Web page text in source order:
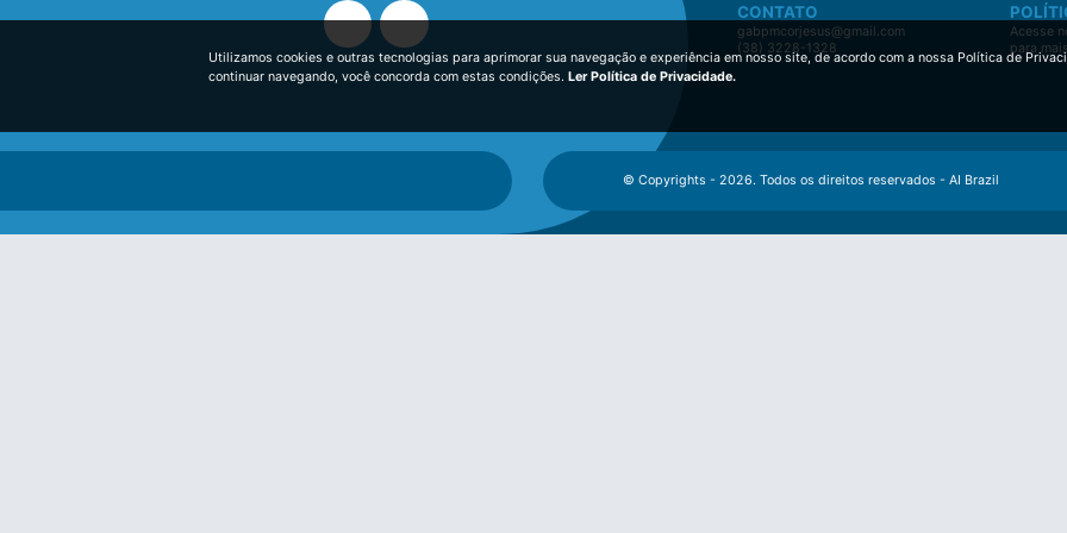
CONTATO
gabpmcorjesus@gmail.com
(38) 3228-1328
Acesse
para
© Copyrights - 2026. Todos os direitos reservados - AI Brazil
Utilizamos cookies e outras tecnologias para aprimorar sua navegação e experiência em nosso site, de acordo com a nossa Política de
continuar navegando, você concorda com estas condições. Ler Política de Privacidade.